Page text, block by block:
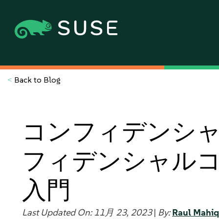
< Back to Blog
コンフィデンシ
フィデンシャル
入門
Last Updated On: 11月 23, 2023| By:Raul